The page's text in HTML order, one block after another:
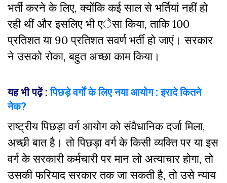
भर्ती करने के लिए, क्योंकि कई साल से भर्तियां नहीं हो
रही थीं और इसलिए भी एेसा किया, ताकि 100
प्रतिशत या 90 प्रतिशत सवर्ण भर्ती हो जाएं। सरकार
ने उसको रोका, बहुत अच्छा काम किया।
यह भी पढ़ें :पिछड़े वर्गों के लिए नया आयोग : इरादे कितने
नेक?
राष्ट्रीय पिछड़ा वर्ग आयोग को संवैधानिक दर्जा मिला,
अच्छी बात है। तो पिछड़ा वर्ग के किसी व्यक्ति पर या इस
वर्ग के सरकारी कर्मचारी पर मान लो अत्याचार होगा, तो
उसकी फरियाद सरकार तक जा सकती है, तो उसे न्याय